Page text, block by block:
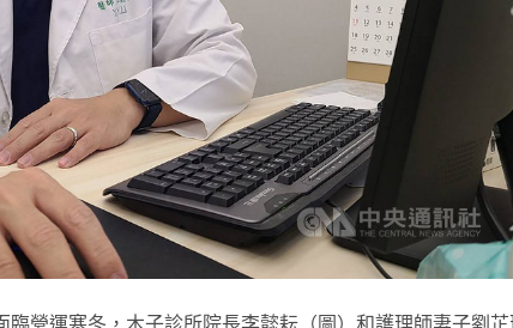
營運寒冬，木子診所院長李懿耘（圖）和護理師妻子劉芷